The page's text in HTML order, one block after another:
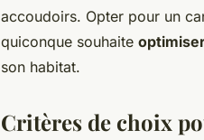
accoudoirs. Opter pour un
quiconque souhaite
son habitat.
Critères de choix